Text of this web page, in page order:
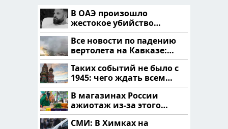
В ОАЭ произошло
жестокое убийство
криптомиллионера
Все новости по падению
вертолета на Кавказе:
читать здесь
Таких событий не было с
1945: чего ждать всем
нам?
В магазинах России
ажиотаж из-за этого
продукта: что купить?
СМИ: В Химках на